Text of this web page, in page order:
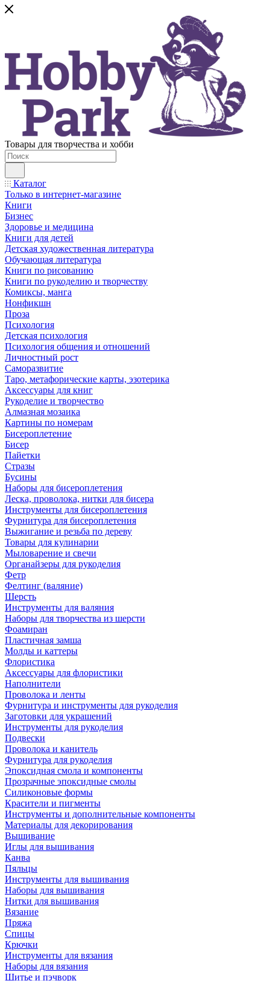
Товары для творчества и хобби
Каталог
Только в интернет-магазине
Книги
Бизнес
Здоровье и медицина
Книги для детей
Детская художественная литература
Обучающая литература
Книги по рисованию
Книги по рукоделию и творчеству
Комиксы, манга
Нонфикшн
Проза
Психология
Детская психология
Психология общения и отношений
Личностный рост
Саморазвитие
Таро, метафорические карты, эзотерика
Аксессуары для книг
Рукоделие и творчество
Алмазная мозаика
Картины по номерам
Бисероплетение
Бисер
Пайетки
Стразы
Бусины
Наборы для бисероплетения
Леска, проволока, нитки для бисера
Инструменты для бисероплетения
Фурнитура для бисероплетения
Выжигание и резьба по дереву
Товары для кулинарии
Мыловарение и свечи
Органайзеры для рукоделия
Фетр
Фелтинг (валяние)
Шерсть
Инструменты для валяния
Наборы для творчества из шерсти
Фоамиран
Пластичная замша
Молды и каттеры
Флористика
Аксессуары для флористики
Наполнители
Проволока и ленты
Фурнитура и инструменты для рукоделия
Заготовки для украшений
Инструменты для рукоделия
Подвески
Проволока и канитель
Фурнитура для рукоделия
Эпоксидная смола и компоненты
Прозрачные эпоксидные смолы
Силиконовые формы
Красители и пигменты
Инструменты и дополнительные компоненты
Материалы для декорирования
Вышивание
Иглы для вышивания
Канва
Пяльцы
Инструменты для вышивания
Наборы для вышивания
Нитки для вышивания
Вязание
Пряжа
Спицы
Крючки
Инструменты для вязания
Наборы для вязания
Шитье и пэчворк